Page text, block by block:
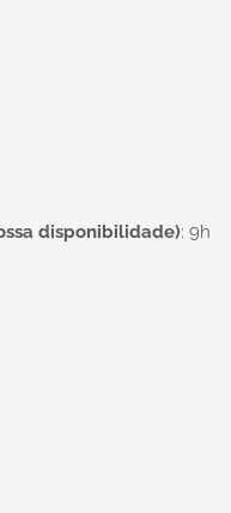
disponibilidade): 9h